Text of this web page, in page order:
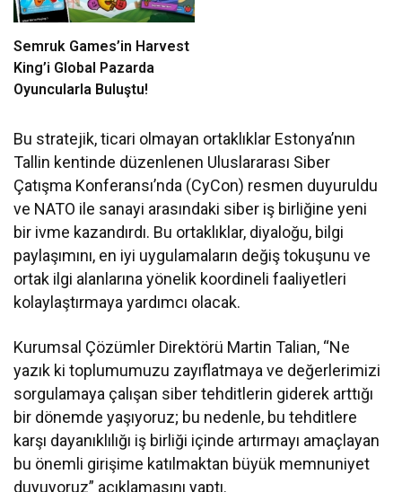
Semruk Games’in Harvest
King’i Global Pazarda
Oyuncularla Buluştu!
Bu stratejik, ticari olmayan ortaklıklar Estonya’nın
Tallin kentinde düzenlenen Uluslararası Siber
Çatışma Konferansı’nda (CyCon) resmen duyuruldu
ve NATO ile sanayi arasındaki siber iş birliğine yeni
bir ivme kazandırdı. Bu ortaklıklar, diyaloğu, bilgi
paylaşımını, en iyi uygulamaların değiş tokuşunu ve
ortak ilgi alanlarına yönelik koordineli faaliyetleri
kolaylaştırmaya yardımcı olacak.
Kurumsal Çözümler Direktörü Martin Talian, “Ne
yazık ki toplumumuzu zayıflatmaya ve değerlerimizi
sorgulamaya çalışan siber tehditlerin giderek arttığı
bir dönemde yaşıyoruz; bu nedenle, bu tehditlere
karşı dayanıklılığı iş birliği içinde artırmayı amaçlayan
bu önemli girişime katılmaktan büyük memnuniyet
duyuyoruz” açıklamasını yaptı.